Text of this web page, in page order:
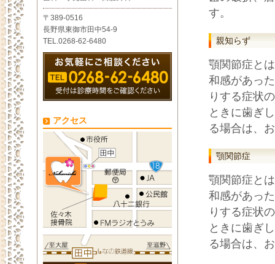
す。
親知らず
顎関節症と
和感があっ
りする症状
ときに歯ぎ
る場合は、
顎関節症
顎関節症と
和感があっ
りする症状
ときに歯ぎ
る場合は、
〒389-0516
長野県東御市田中54-9
TEL.0268-62-6480
アクセス